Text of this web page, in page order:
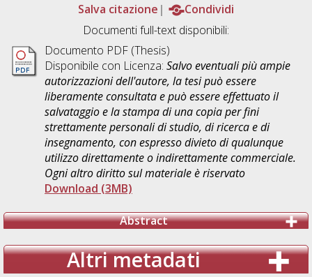
Salva citazione
Condividi
Documenti full-text disponibili:
Documento PDF (Thesis)
Disponibile con Licenza: Salvo eventuali più ampie
autorizzazioni dell'autore, la tesi può essere
liberamente consultata e può essere effettuato il
salvataggio e la stampa di una copia per fini
strettamente personali di studio, di ricerca e di
insegnamento, con espresso divieto di qualunque
utilizzo direttamente o indirettamente commerciale.
Ogni altro diritto sul materiale è riservato
Download (3MB)
Abstract
Altri metadati